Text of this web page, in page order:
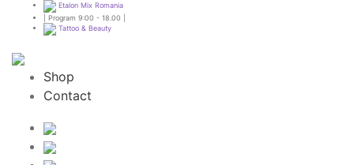
Etalon Mix Romania
| Program 9:00 - 18.00 |
Tattoo & Beauty
Shop
Contact